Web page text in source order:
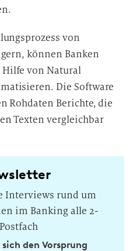
von
können Banken
von Natural
Die Software
Rohdaten Berichte, die
Texten vergleichbar
Interviews rund um
im Banking alle 2-
den Vorsprung